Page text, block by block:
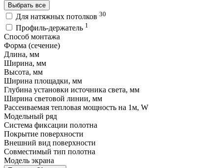
Выбрать все
Для натяжных потолков 30
Профиль-держатель 1
Способ монтажа
Форма (сечение)
Длина, мм
Ширина, мм
Высота, мм
Ширина площадки, мм
Глубина установки источника света, мм
Ширина световой линии, мм
Рассеиваемая тепловая мощность на 1м, W
Модельный ряд
Система фиксации полотна
Покрытие поверхности
Внешний вид поверхности
Совместимый тип полотна
Модель экрана